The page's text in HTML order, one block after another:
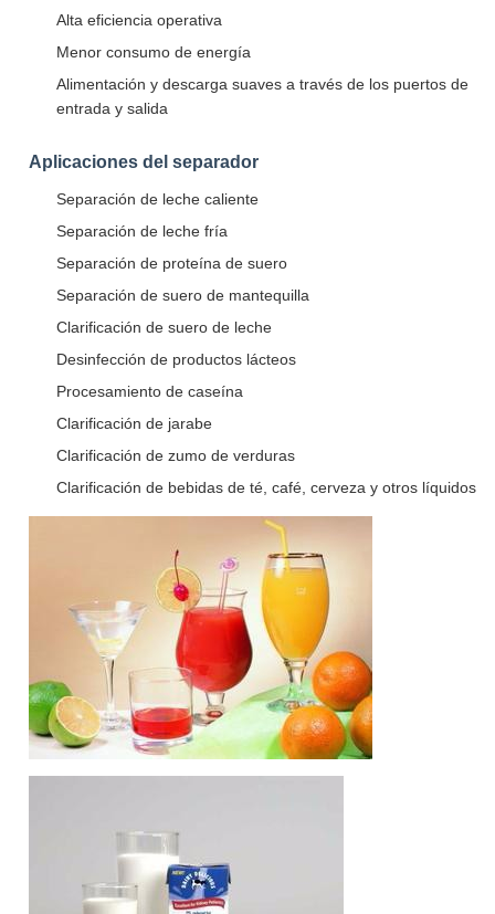
Alta eficiencia operativa
Menor consumo de energía
Alimentación y descarga suaves a través de los puertos de
entrada y salida
Aplicaciones del separador
Separación de leche caliente
Separación de leche fría
Separación de proteína de suero
Separación de suero de mantequilla
Clarificación de suero de leche
Desinfección de productos lácteos
Procesamiento de caseína
Clarificación de jarabe
Clarificación de zumo de verduras
Clarificación de bebidas de té, café, cerveza y otros líquidos